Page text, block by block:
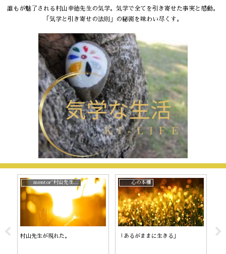
誰もが魅了される村山幸徳先生の気学。気学で全てを引き寄せた事実と感動。
「気学と引き寄せの法則」の秘密を味わい尽くす。
mentor~村山先生と。
村山先生が現れた。
心の本棚
「あるがままに生きる」 陰